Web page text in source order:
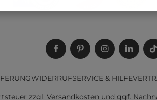
WIDERRUFSERVICE & HILFE
zzgl. Versandkosten und ggf.